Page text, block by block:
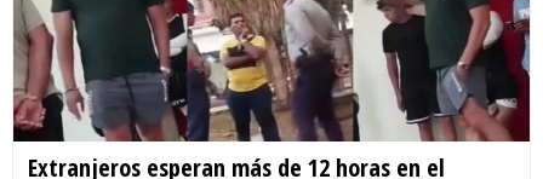
Extranjeros esperan más de 12 horas en el